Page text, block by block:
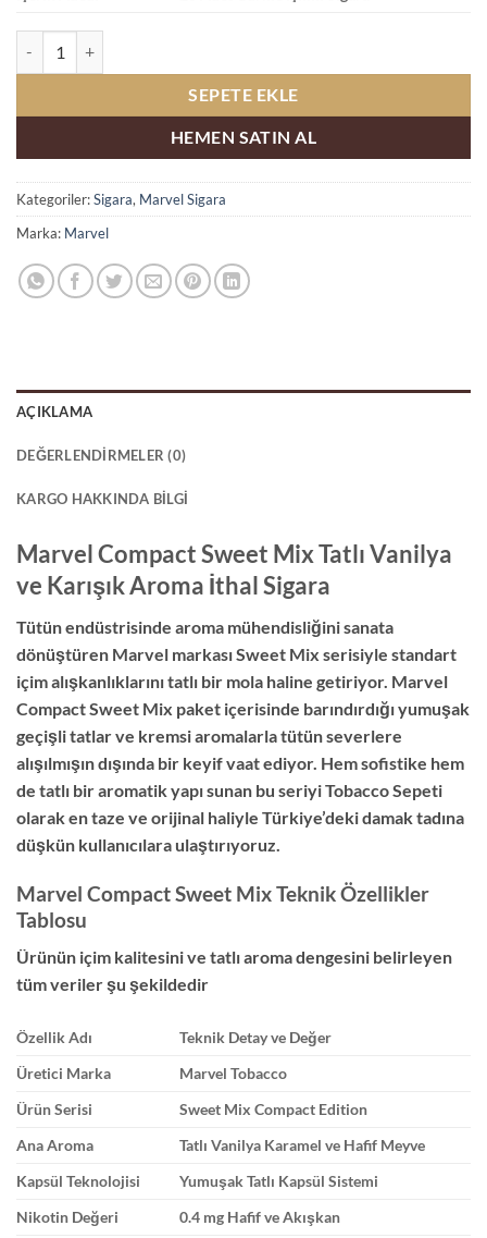
SEPETE EKLE
HEMEN SATIN AL
Kategoriler:Sigara, Marvel Sigara
Marka: Marvel
AÇIKLAMA
DEĞERLENDIRMELER (0)
KARGO HAKKINDA BILGI
Marvel Compact Sweet Mix Tatlı Vanilya
ve Karışık Aroma İthal Sigara
Tütün endüstrisinde aroma mühendisliğini sanata
dönüştüren Marvel markası Sweet Mix serisiyle standart
içim alışkanlıklarını tatlı bir mola haline getiriyor. Marvel
Compact Sweet Mix paket içerisinde barındırdığı yumuşak
geçişli tatlar ve kremsi aromalarla tütün severlere
alışılmışın dışında bir keyif vaat ediyor. Hem sofistike hem
de tatlı bir aromatik yapı sunan bu seriyi Tobacco Sepeti
olarak en taze ve orijinal haliyle Türkiye’deki damak tadına
düşkün kullanıcılara ulaştırıyoruz.
Marvel Compact Sweet Mix Teknik Özellikler
Tablosu
Ürünün içim kalitesini ve tatlı aroma dengesini belirleyen
tüm veriler şu şekildedir
Özellik Adı
Teknik Detay ve Değer
Üretici Marka
Marvel Tobacco
Ürün Serisi
Sweet Mix Compact Edition
Ana Aroma
Tatlı Vanilya Karamel ve Hafif Meyve
Kapsül Teknolojisi
Yumuşak Tatlı Kapsül Sistemi
Nikotin Değeri
0.4 mg Hafif ve Akışkan